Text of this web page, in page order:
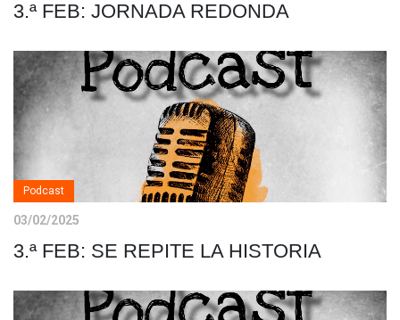
3.ª FEB: JORNADA REDONDA
Podcast
03/02/2025
3.ª FEB: SE REPITE LA HISTORIA